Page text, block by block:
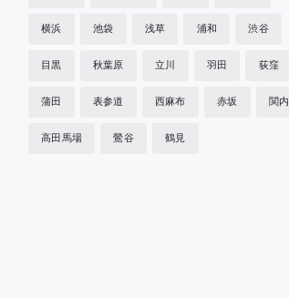
横浜 池袋 浅草 浦和 渋谷
目黒 秋葉原 立川 羽田 荻窪
蒲田 表参道 西麻布 赤坂 関内
高田馬場 鶯谷 鶴見